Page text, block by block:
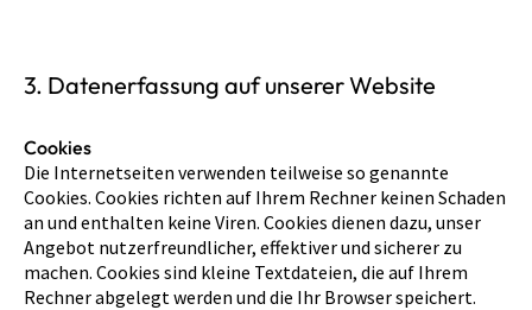
3. Datenerfassung auf unserer Website
Cookies
Die Internetseiten verwenden teilweise so genannte
Cookies. Cookies richten auf Ihrem Rechner keinen Schaden
an und enthalten keine Viren. Cookies dienen dazu, unser
Angebot nutzerfreundlicher, effektiver und sicherer zu
machen. Cookies sind kleine Textdateien, die auf Ihrem
Rechner abgelegt werden und die Ihr Browser speichert.